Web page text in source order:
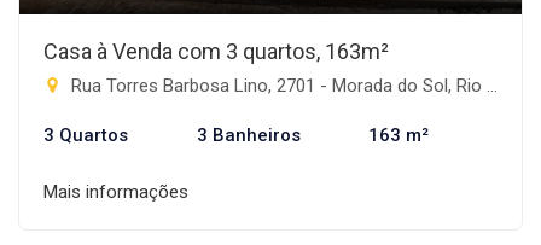
Casa à Venda com 3 quartos, 163m²
Rua Torres Barbosa Lino, 2701 - Morada do Sol, Rio Brilhante-MS
3 Quartos 3 Banheiros 163 m²
Mais informações